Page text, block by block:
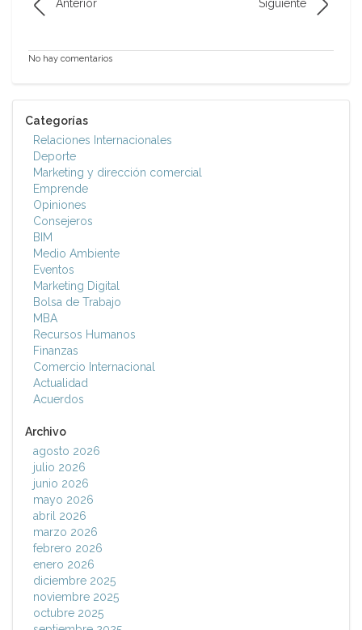
Anterior Siguiente
No hay comentarios
Categorías
Relaciones Internacionales
Deporte
Marketing y dirección comercial
Emprende
Opiniones
Consejeros
BIM
Medio Ambiente
Eventos
Marketing Digital
Bolsa de Trabajo
MBA
Recursos Humanos
Finanzas
Comercio Internacional
Actualidad
Acuerdos
Archivo
agosto 2026
julio 2026
junio 2026
mayo 2026
abril 2026
marzo 2026
febrero 2026
enero 2026
diciembre 2025
noviembre 2025
octubre 2025